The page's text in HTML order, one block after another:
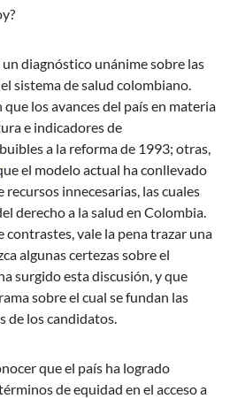
diagnóstico unánime sobre las
sistema de salud colombiano.
que los avances del país en materia
e indicadores de
a la reforma de 1993; otras,
el modelo actual ha conllevado
innecesarias, las cuales
derecho a la salud en Colombia.
contrastes, vale la pena trazar una
algunas certezas sobre el
surgido esta discusión, y que
sobre el cual se fundan las
de los candidatos.
que el país ha logrado
de equidad en el acceso a